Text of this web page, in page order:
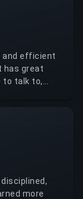
and efficient
has great
to talk to,
LOL
more